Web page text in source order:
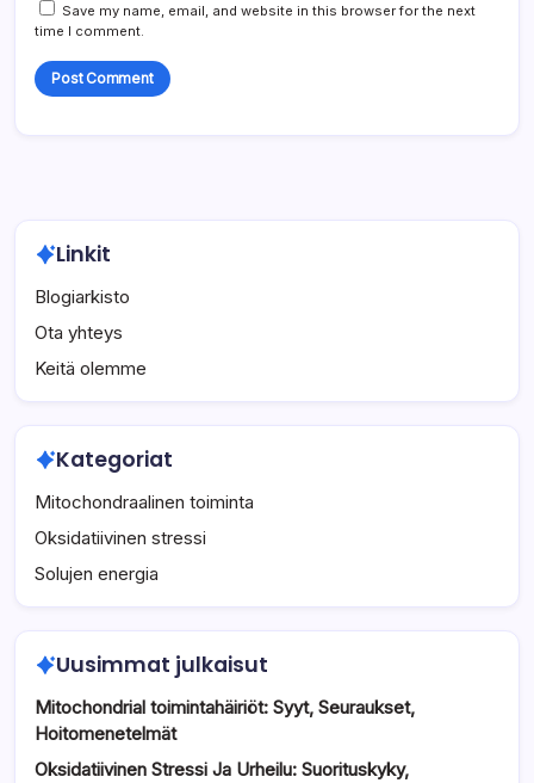
Save my name, email, and website in this browser for the next
time I comment.
Linkit
Blogiarkisto
Ota yhteys
Keitä olemme
Kategoriat
Mitochondraalinen toiminta
Oksidatiivinen stressi
Solujen energia
Uusimmat julkaisut
Mitochondrial toimintahäiriöt: Syyt, Seuraukset,
Hoitomenetelmät
Oksidatiivinen Stressi Ja Urheilu: Suorituskyky,